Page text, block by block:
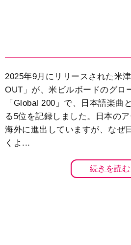
2025年9月にリリースされた米
OUT」が、米ビルボードのグロ
「Global 200」で、日本語楽曲
る5位を記録しました。日本の
海外に進出していますが、なぜ
くよ...
続きを読む